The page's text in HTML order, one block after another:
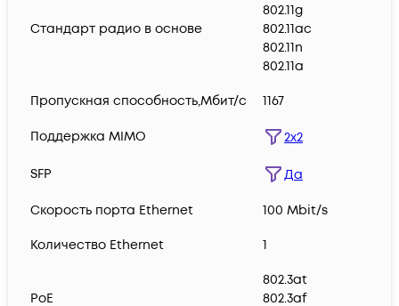
Стандарт радио в основе
802.11g
802.11ac
802.11n
802.11a
Пропускная способность,Мбит/с 1167
Поддержка MIMO 2x2
SFP Да
Скорость порта Ethernet 100 Mbit/s
Количество Ethernet 1
PoE
802.3at
802.3af